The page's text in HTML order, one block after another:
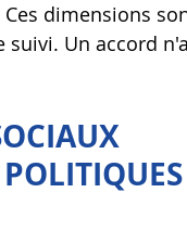
dimensions
Un accord